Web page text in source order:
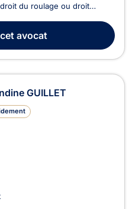
du roulage ou droit
lors des conflits de
avocat
GUILLET